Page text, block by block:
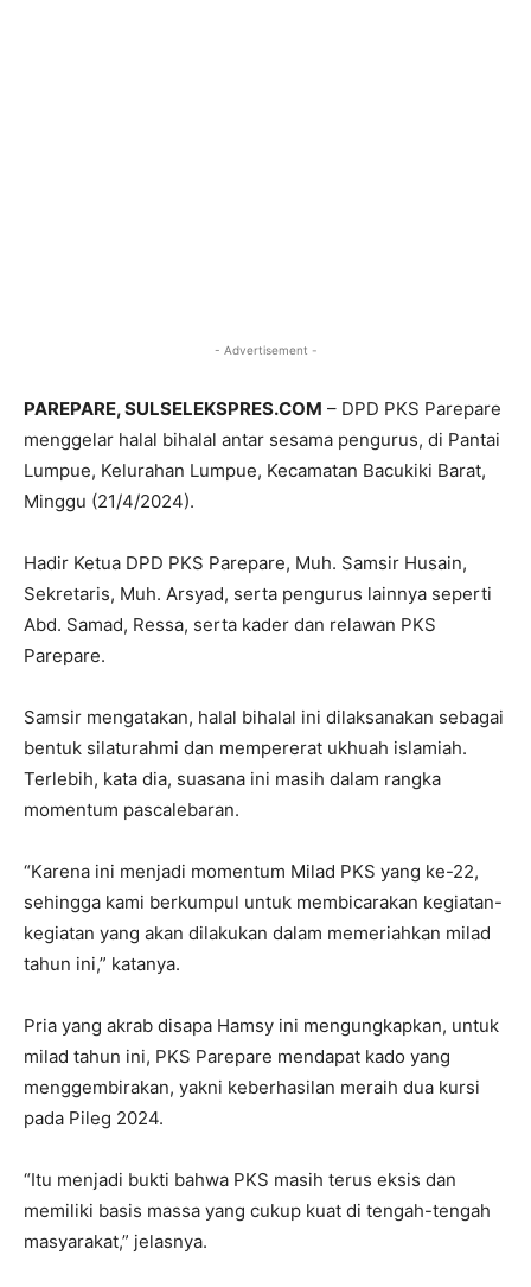
- Advertisement -
PAREPARE, SULSELEKSPRES.COM – DPD PKS Parepare
menggelar halal bihalal antar sesama pengurus, di Pantai
Lumpue, Kelurahan Lumpue, Kecamatan Bacukiki Barat,
Minggu (21/4/2024).
Hadir Ketua DPD PKS Parepare, Muh. Samsir Husain,
Sekretaris, Muh. Arsyad, serta pengurus lainnya seperti
Abd. Samad, Ressa, serta kader dan relawan PKS
Parepare.
Samsir mengatakan, halal bihalal ini dilaksanakan sebagai
bentuk silaturahmi dan mempererat ukhuah islamiah.
Terlebih, kata dia, suasana ini masih dalam rangka
momentum pascalebaran.
“Karena ini menjadi momentum Milad PKS yang ke-22,
sehingga kami berkumpul untuk membicarakan kegiatan-
kegiatan yang akan dilakukan dalam memeriahkan milad
tahun ini,” katanya.
Pria yang akrab disapa Hamsy ini mengungkapkan, untuk
milad tahun ini, PKS Parepare mendapat kado yang
menggembirakan, yakni keberhasilan meraih dua kursi
pada Pileg 2024.
“Itu menjadi bukti bahwa PKS masih terus eksis dan
memiliki basis massa yang cukup kuat di tengah-tengah
masyarakat,” jelasnya.